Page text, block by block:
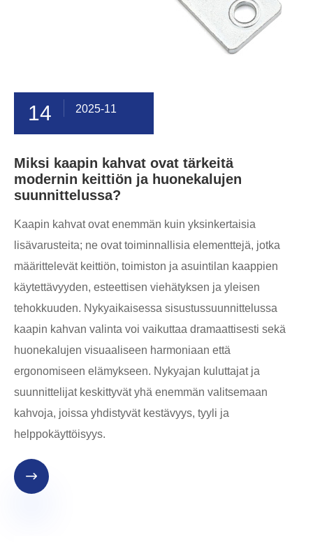
14 2025-11
Miksi kaapin kahvat ovat tärkeitä
modernin keittiön ja huonekalujen
suunnittelussa?
Kaapin kahvat ovat enemmän kuin yksinkertaisia ​​
lisävarusteita; ne ovat toiminnallisia elementtejä, jotka
määrittelevät keittiön, toimiston ja asuintilan kaappien
käytettävyyden, esteettisen viehätyksen ja yleisen
tehokkuuden. Nykyaikaisessa sisustussuunnittelussa
kaapin kahvan valinta voi vaikuttaa dramaattisesti sekä
huonekalujen visuaaliseen harmoniaan että
ergonomiseen elämykseen. Nykyajan kuluttajat ja
suunnittelijat keskittyvät yhä enemmän valitsemaan
kahvoja, joissa yhdistyvät kestävyys, tyyli ja
helppokäyttöisyys.
